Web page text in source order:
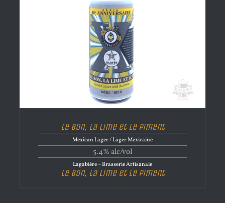
Le Bon, La Lime et Le Piment
Mexican Lager / Lager Mexicaine
5.4% alc/vol
Lagabière – Brasserie Artisanale
Le Bon, La Lime et Le Piment